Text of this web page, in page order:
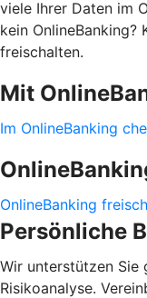
viele Ihrer Daten im
kein OnlineBanking?
freischalten.
Mit
Im OnlineBanking
OnlineBanking
Persönliche
Wir unterstützen Sie
Risikoanalyse.